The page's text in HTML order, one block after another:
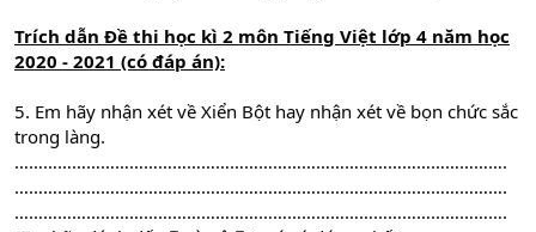
Trích dẫn Đề thi học kì 2 môn Tiếng Việt lớp 4 năm học
2020 - 2021 (có đáp án):
5. Em hãy nhận xét về Xiển Bột hay nhận xét về bọn chức sắc
trong làng.
………………………………………………………………………………………….
………………………………………………………………………………………….
………………………………………………………………………………………….